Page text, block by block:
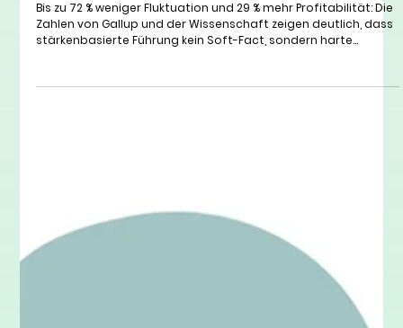
Stärkenbasierte Führung
Bis zu 72 % weniger Fluktuation und 29 % mehr Profitabilität: Die
Betriebswirtschaft ist. Lerne in diesem praxisnahen Leitfaden